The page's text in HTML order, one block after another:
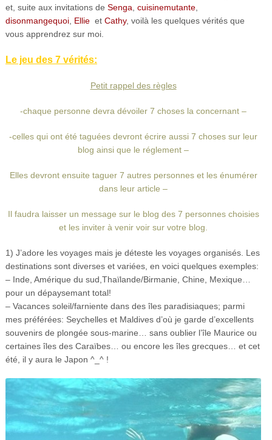
et, suite aux invitations de Senga, cuisinemutante,
disonmangequoi, Ellie et Cathy, voilà les quelques vérités que
vous apprendrez sur moi.
Le jeu des 7 vérités:
Petit rappel des règles
-chaque personne devra dévoiler 7 choses la concernant –
-celles qui ont été taguées devront écrire aussi 7 choses sur leur
blog ainsi que le réglement –
Elles devront ensuite taguer 7 autres personnes et les énumérer
dans leur article –
Il faudra laisser un message sur le blog des 7 personnes choisies
et les inviter à venir voir sur votre blog.
1) J’adore les voyages mais je déteste les voyages organisés. Les
destinations sont diverses et variées, en voici quelques exemples:
– Inde, Amérique du sud,Thaïlande/Birmanie, Chine, Mexique…
pour un dépaysemant total!
– Vacances soleil/farniente dans des îles paradisiaques; parmi
mes préférées: Seychelles et Maldives d’où je garde d’excellents
souvenirs de plongée sous-marine… sans oublier l’île Maurice ou
certaines îles des Caraïbes… ou encore les îles grecques… et cet
été, il y aura le Japon ^_^ !